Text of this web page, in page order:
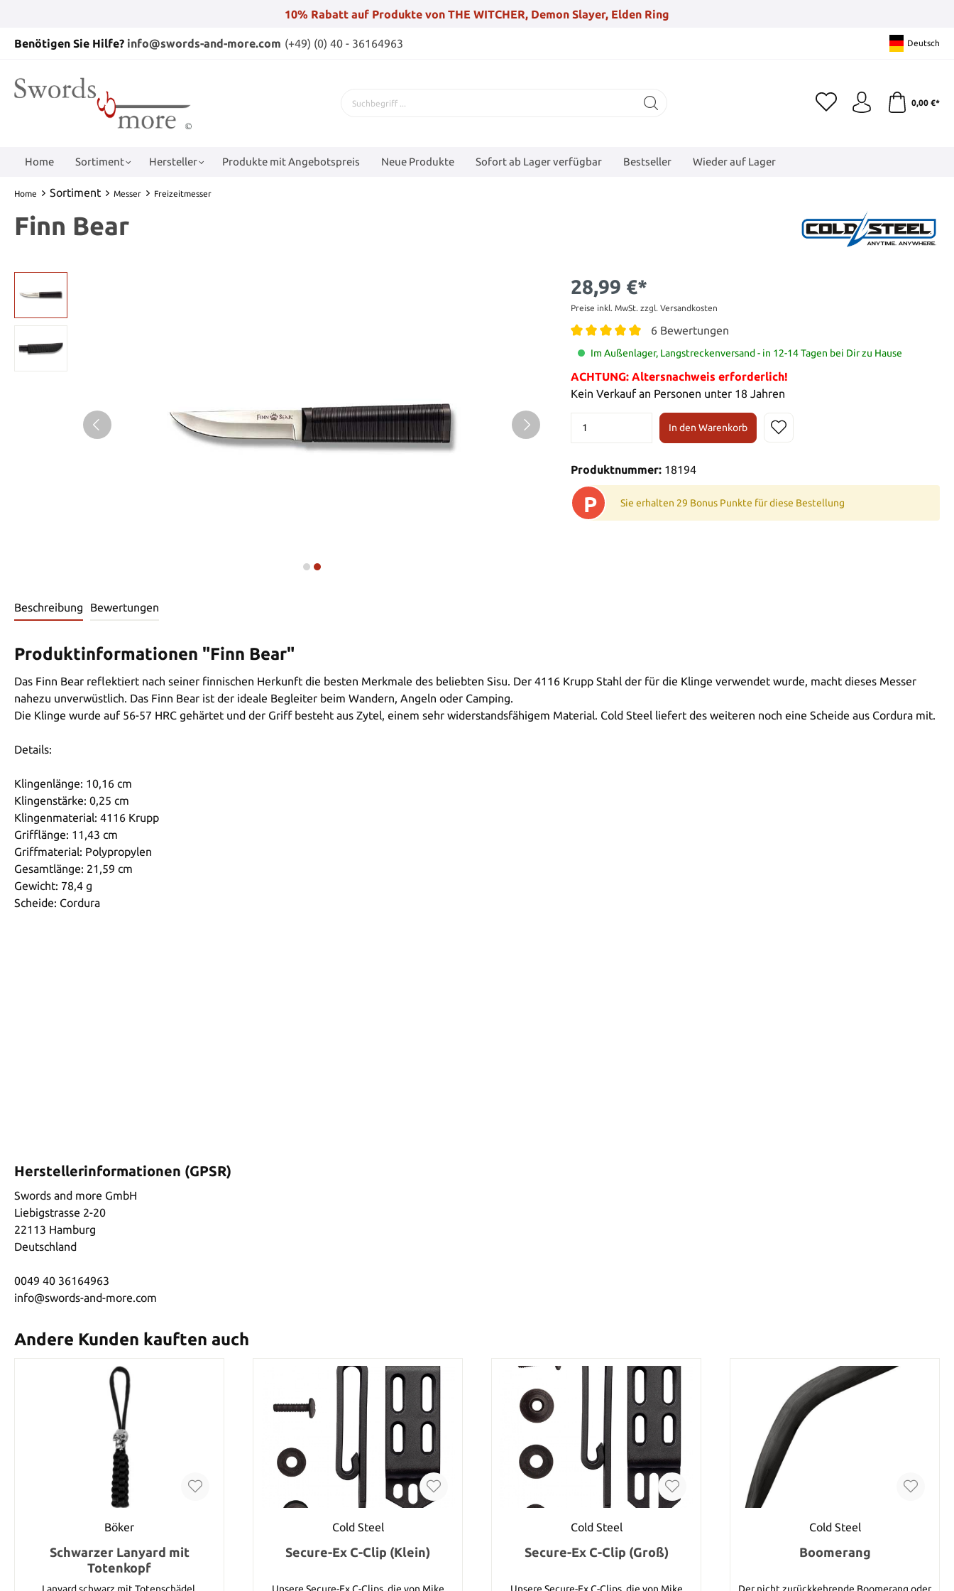
10% Rabatt auf Produkte von THE WITCHER, Demon Slayer, Elden Ring
Benötigen Sie Hilfe? info@swords-and-more.com (+49) (0) 40 - 36164963 Deutsch
0,00 €*
Home Sortiment Hersteller Produkte mit Angebotspreis Neue Produkte Sofort ab Lager verfügbar Bestseller Wieder auf Lager
Home Sortiment Messer Freizeitmesser
Finn Bear
28,99 €*
Preise inkl. MwSt. zzgl. Versandkosten
6 Bewertungen
Im Außenlager, Langstreckenversand - in 12-14 Tagen bei Dir zu Hause
ACHTUNG: Altersnachweis erforderlich!
Kein Verkauf an Personen unter 18 Jahren
In den Warenkorb
Produktnummer: 18194
P Sie erhalten 29 Bonus Punkte für diese Bestellung
Beschreibung Bewertungen
Produktinformationen "Finn Bear"
Das Finn Bear reflektiert nach seiner finnischen Herkunft die besten Merkmale des beliebten Sisu. Der 4116 Krupp Stahl der für die Klinge verwendet wurde, macht dieses Messer
nahezu unverwüstlich. Das Finn Bear ist der ideale Begleiter beim Wandern, Angeln oder Camping.
Die Klinge wurde auf 56-57 HRC gehärtet und der Griff besteht aus Zytel, einem sehr widerstandsfähigem Material. Cold Steel liefert des weiteren noch eine Scheide aus Cordura mit.
Details:
Klingenlänge: 10,16 cm
Klingenstärke: 0,25 cm
Klingenmaterial: 4116 Krupp
Grifflänge: 11,43 cm
Griffmaterial: Polypropylen
Gesamtlänge: 21,59 cm
Gewicht: 78,4 g
Scheide: Cordura
Herstellerinformationen (GPSR)
Swords and more GmbH
Liebigstrasse 2-20
22113 Hamburg
Deutschland
0049 40 36164963
info@swords-and-more.com
Andere Kunden kauften auch
Böker
Schwarzer Lanyard mit
Totenkopf
Lanyard schwarz mit Totenschädel.
Cold Steel
Secure-Ex C-Clip (Klein)
Unsere Secure-Ex C-Clips, die von Mike
Cold Steel
Secure-Ex C-Clip (Groß)
Unsere Secure-Ex C-Clips, die von Mike
Cold Steel
Boomerang
Der nicht zurückkehrende Boomerang oder